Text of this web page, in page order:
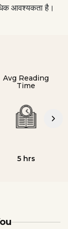
आवश्यकता है।
Avg Reading
Time
5 hrs